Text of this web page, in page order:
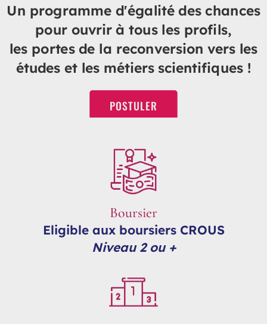
Un programme d'égalité des chances
pour ouvrir à tous les profils,
les portes de la reconversion vers les
études et les métiers scientifiques !
POSTULER
Boursier
Eligible aux boursiers CROUS
Niveau 2 ou +